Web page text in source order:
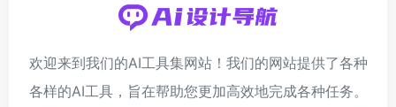
欢迎来到我们的AI工具集网站！我们的网站提供了各种
各样的AI工具，旨在帮助您更加高效地完成各种任务。